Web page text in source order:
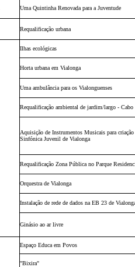
Uma Quintinha Renovada para a Juventude
Requalificação urbana
Ilhas ecológicas
Horta urbana em Vialonga
Uma ambulância para os Vialonguenses
Requalificação ambiental de jardim/largo - Cabo
Aquisição de Instrumentos Musicais para criação
Sinfónica Juvenil de Vialonga
Requalificação Zona Pública no Parque
Orquestra de Vialonga
Instalação de rede de dados na EB 23 de
Ginásio ao ar livre
Espaço Educa em Povos
"Bixira"